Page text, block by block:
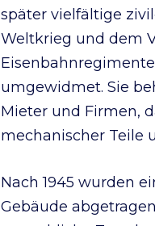
später vielfältige
Weltkrieg und dem
umgewidmet. Sie
Mieter und Firmen,
mechanischer Teile
Nach 1945 wurden
Gebäude